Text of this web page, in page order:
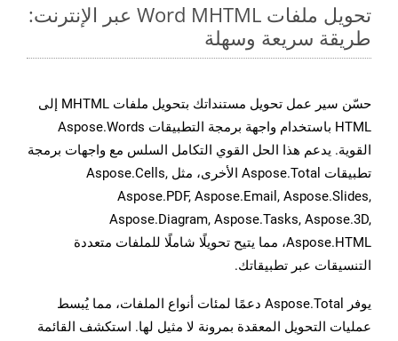
تحويل ملفات Word MHTML عبر الإنترنت:
طريقة سريعة وسهلة
حسّن سير عمل تحويل مستنداتك بتحويل ملفات MHTML إلى
HTML باستخدام واجهة برمجة التطبيقات Aspose.Words
القوية. يدعم هذا الحل القوي التكامل السلس مع واجهات برمجة
تطبيقات Aspose.Total الأخرى، مثل Aspose.Cells,
Aspose.PDF, Aspose.Email, Aspose.Slides,
Aspose.Diagram, Aspose.Tasks, Aspose.3D,
Aspose.HTML، مما يتيح تحويلًا شاملًا للملفات متعددة
التنسيقات عبر تطبيقاتك.
يوفر Aspose.Total دعمًا لمئات أنواع الملفات، مما يُبسط
عمليات التحويل المعقدة بمرونة لا مثيل لها. استكشف القائمة